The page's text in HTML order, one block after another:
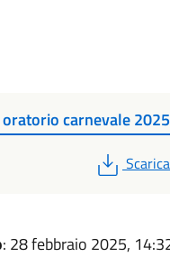
carnevale 2025
PDF
Scarica
: 28 febbraio 2025,